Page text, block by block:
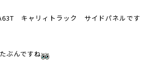
キャリィトラック サイドパネルです
ぶんですね